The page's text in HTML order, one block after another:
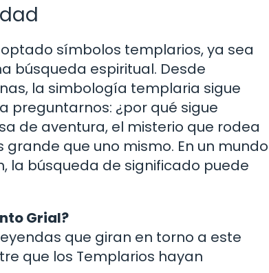
símbolos templarios, ya sea
búsqueda espiritual. Desde
la simbología templaria sigue
preguntarnos: ¿por qué sigue
de aventura, el misterio que rodea
que uno mismo. En un mundo
la búsqueda de significado puede
Grial?
que giran en torno a este
que los Templarios hayan